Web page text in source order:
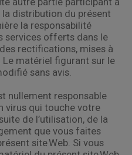
distribution du présent
la responsabilité
services offerts dans le
rectifications, mises à
matériel figurant sur le
sans avis.
nullement responsable
virus qui touche votre
de l’utilisation, de la
que vous faites
site Web. Si vous